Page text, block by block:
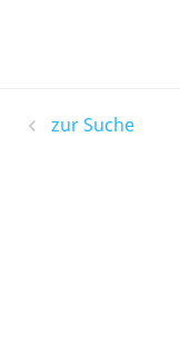
zur Suche